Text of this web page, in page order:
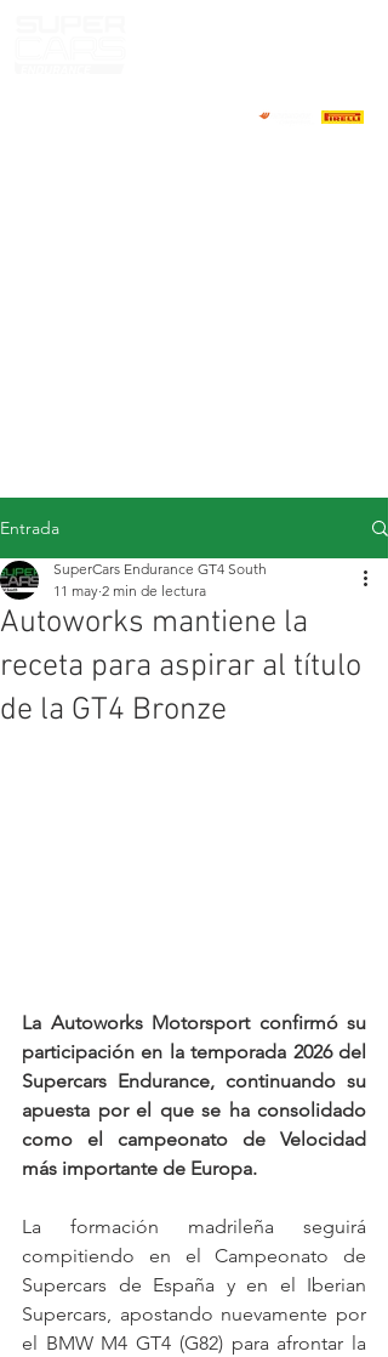
Entrada
Autoworks mantiene la
receta para aspirar al título
de la GT4 Bronze
SuperCars Endurance GT4 South
11 may 2 min de lectura
La Autoworks Motorsport confirmó su
participación en la temporada 2026 del
Supercars Endurance, continuando su
apuesta por el que se ha consolidado
como el campeonato de Velocidad
más importante de Europa.
La formación madrileña seguirá
compitiendo en el Campeonato de
Supercars de España y en el Iberian
Supercars, apostando nuevamente por
el BMW M4 GT4 (G82) para afrontar la